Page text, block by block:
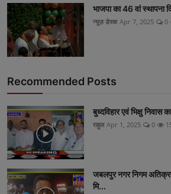
भाजपा का 46 वां स्थापना
न्यूज़ डेस्क Apr 7, 2025 0
Recommended Posts
बुध्दविहार एवं भिक्षु
राहुल Apr 1, 2025 0
जबलपुर नगर निगम
मि...